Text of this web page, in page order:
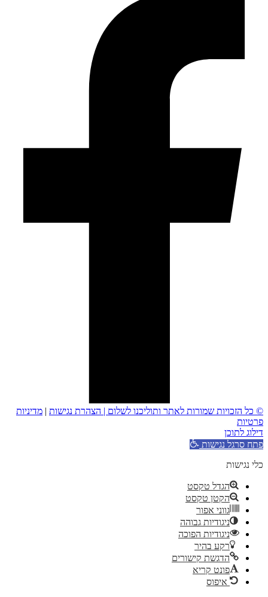
© כל הזכויות שמורות לאתר ותוליכנו לשלום | הצהרת נגישות | מדיניות
פרטיות
דילוג לתוכן
פתח סרגל נגישות
כלי נגישות
הגדל טקסט
הקטן טקסט
גווני אפור
ניגודיות גבוהה
ניגודיות הפוכה
רקע בהיר
הדגשת קישורים
פונט קריא
איפוס